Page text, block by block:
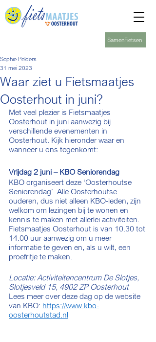
SamenFietsen
Waar ziet u Fietsmaatjes
Oosterhout in juni?
Sophie Pelders
31 mei 2023
Met veel plezier is Fietsmaatjes
Oosterhout in juni aanwezig bij
verschillende evenementen in
Oosterhout. Kijk hieronder waar en
wanneer u ons tegenkomt:
Vrijdag 2 juni – KBO Seniorendag
KBO organiseert deze ‘Oosterhoutse
Seniorendag’. Alle Oosterhoutse
ouderen, dus niet alleen KBO-leden, zijn
welkom om lezingen bij te wonen en
kennis te maken met allerlei activiteiten.
Fietsmaatjes Oosterhout is van 10.30 tot
14.00 uur aanwezig om u meer
informatie te geven en, als u wilt, een
proefritje te maken.
Locatie: Activiteitencentrum De Slotjes,
Slotjesveld 15, 4902 ZP Oosterhout
Lees meer over deze dag op de website
van KBO: https://www.kbo-
oosterhoutstad.nl